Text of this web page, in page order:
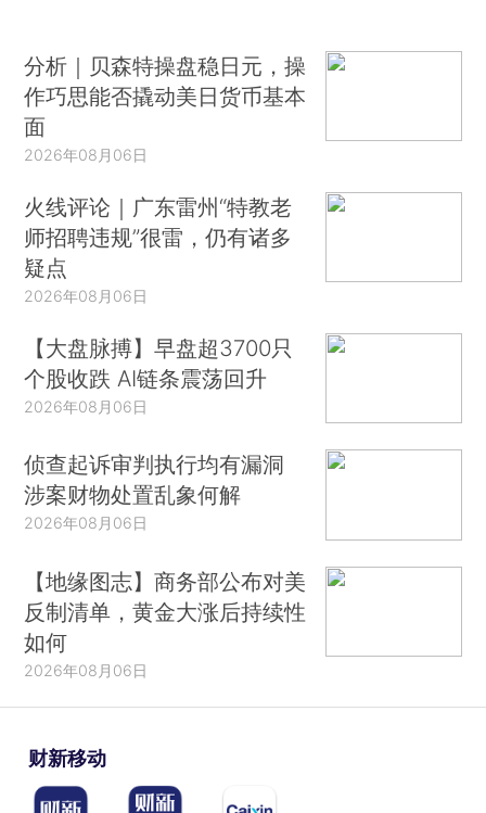
分析｜贝森特操盘稳日元，操
作巧思能否撬动美日货币基本
面
2026年08月06日
火线评论｜广东雷州“特教老
师招聘违规”很雷，仍有诸多
疑点
2026年08月06日
【大盘脉搏】早盘超3700只
个股收跌 AI链条震荡回升
2026年08月06日
侦查起诉审判执行均有漏洞
涉案财物处置乱象何解
2026年08月06日
【地缘图志】商务部公布对美
反制清单，黄金大涨后持续性
如何
2026年08月06日
财新移动